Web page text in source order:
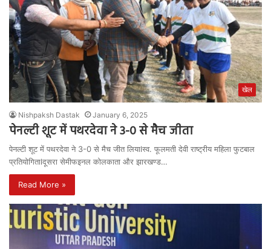
खेल
Nishpaksh Dastak January 6, 2025
पेनल्टी शूट में पथरदेवा ने 3-0 से मैच जीता
पेनल्टी शूट में पथरदेवा ने 3-0 से मैच जीत लियाlस्व. फूलमती देवी राष्ट्रीय महिला फुटबाल
प्रतियोगिताlदूसरा सेमीफइनल कोलकाता और झारखण्ड…
Read More »